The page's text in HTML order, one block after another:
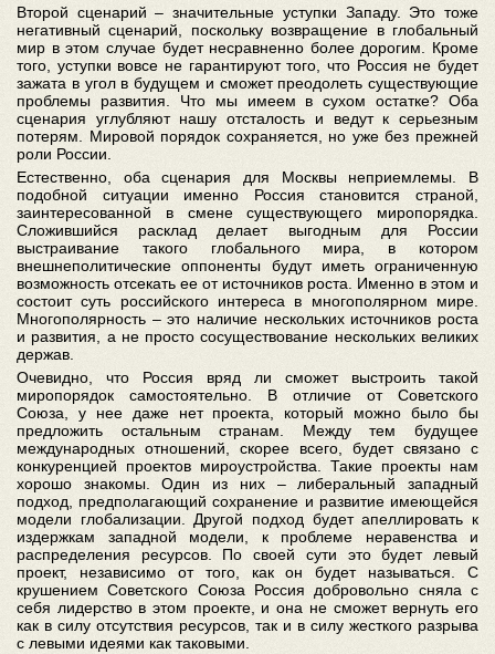
Второй сценарий – значительные уступки Западу. Это тоже
негативный сценарий, поскольку возвращение в глобальный
мир в этом случае будет несравненно более дорогим. Кроме
того, уступки вовсе не гарантируют того, что Россия не будет
зажата в угол в будущем и сможет преодолеть существующие
проблемы развития. Что мы имеем в сухом остатке? Оба
сценария углубляют нашу отсталость и ведут к серьезным
потерям. Мировой порядок сохраняется, но уже без прежней
роли России.
Естественно, оба сценария для Москвы неприемлемы. В
подобной ситуации именно Россия становится страной,
заинтересованной в смене существующего миропорядка.
Сложившийся расклад делает выгодным для России
выстраивание такого глобального мира, в котором
внешнеполитические оппоненты будут иметь ограниченную
возможность отсекать ее от источников роста. Именно в этом и
состоит суть российского интереса в многополярном мире.
Многополярность – это наличие нескольких источников роста
и развития, а не просто сосуществование нескольких великих
держав.
Очевидно, что Россия вряд ли сможет выстроить такой
миропорядок самостоятельно. В отличие от Советского
Союза, у нее даже нет проекта, который можно было бы
предложить остальным странам. Между тем будущее
международных отношений, скорее всего, будет связано с
конкуренцией проектов мироустройства. Такие проекты нам
хорошо знакомы. Один из них – либеральный западный
подход, предполагающий сохранение и развитие имеющейся
модели глобализации. Другой подход будет апеллировать к
издержкам западной модели, к проблеме неравенства и
распределения ресурсов. По своей сути это будет левый
проект, независимо от того, как он будет называться. С
крушением Советского Союза Россия добровольно сняла с
себя лидерство в этом проекте, и она не сможет вернуть его
как в силу отсутствия ресурсов, так и в силу жесткого разрыва
с левыми идеями как таковыми.